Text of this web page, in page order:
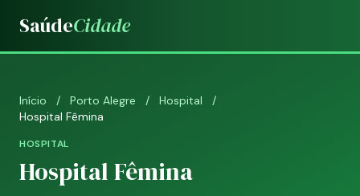
SaúdeCidade
Início / Porto Alegre / Hospital
/
Hospital Fêmina
HOSPITAL
Hospital Fêmina